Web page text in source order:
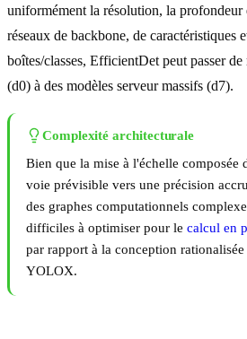
uniformément la résolution, la profondeur
réseaux de backbone, de caractéristiques
boîtes/classes, EfficientDet peut passer
(d0) à des modèles serveur massifs (d7).
Complexité architecturale
Bien que la mise à l'échelle
voie prévisible vers une précision
des graphes computationnels
difficiles à optimiser pour le calcul en
par rapport à la conception rationalisée
YOLOX.